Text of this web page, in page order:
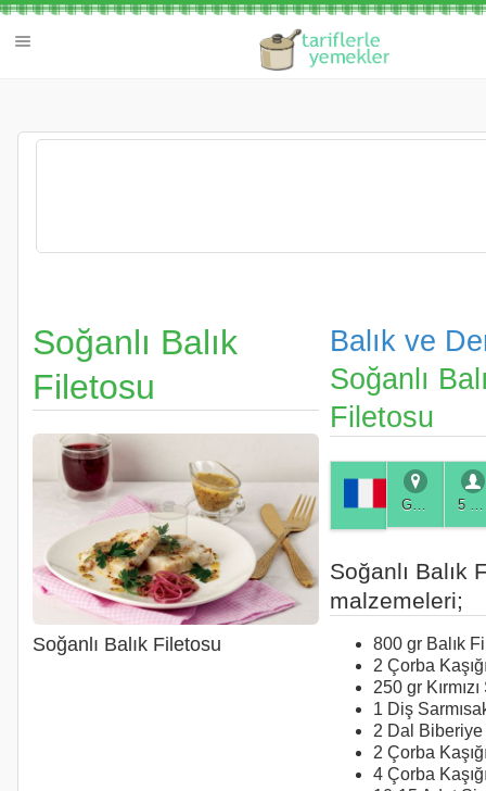
Soğanlı Balık
Filetosu
Soğanlı Balık Filetosu
Balık ve
Soğanlı
Filetosu
Genel
Soğanlı Balık
malzemeleri;
800 gr Balık
2 Çorba
250 gr
1 Diş
2 Dal Biberiye
2 Çorba
4 Çorba